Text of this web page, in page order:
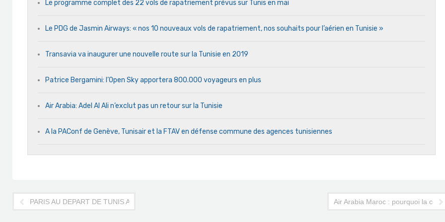
Le programme complet des 22 vols de rapatriement prévus sur Tunis en mai
Le PDG de Jasmin Airways: « nos 10 nouveaux vols de rapatriement, nos souhaits pour l’aérien en Tunisie »
Transavia va inaugurer une nouvelle route sur la Tunisie en 2019
Patrice Bergamini: l’Open Sky apportera 800.000 voyageurs en plus
Air Arabia: Adel Al Ali n’exclut pas un retour sur la Tunisie
A la PAConf de Genève, Tunisair et la FTAV en défense commune des agences tunisiennes
PARIS AU DEPART DE TUNIS AVEC AIGLE AZUR Air Arabia Maroc : pourquoi la